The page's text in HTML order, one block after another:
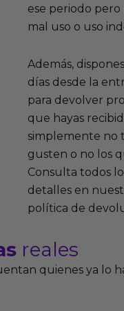
ese periodo pero
mal uso o uso
Además,
días desde la
para devolver
que hayas
simplemente no
gusten o no los
Consulta todos
detalles en
política de
reales
quienes ya lo